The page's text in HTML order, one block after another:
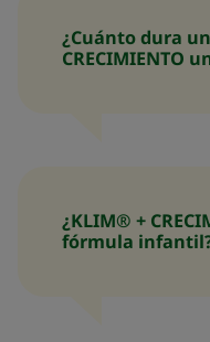
¿Cuánto dura
CRECIMIENTO
¿KLIM® +
fórmula